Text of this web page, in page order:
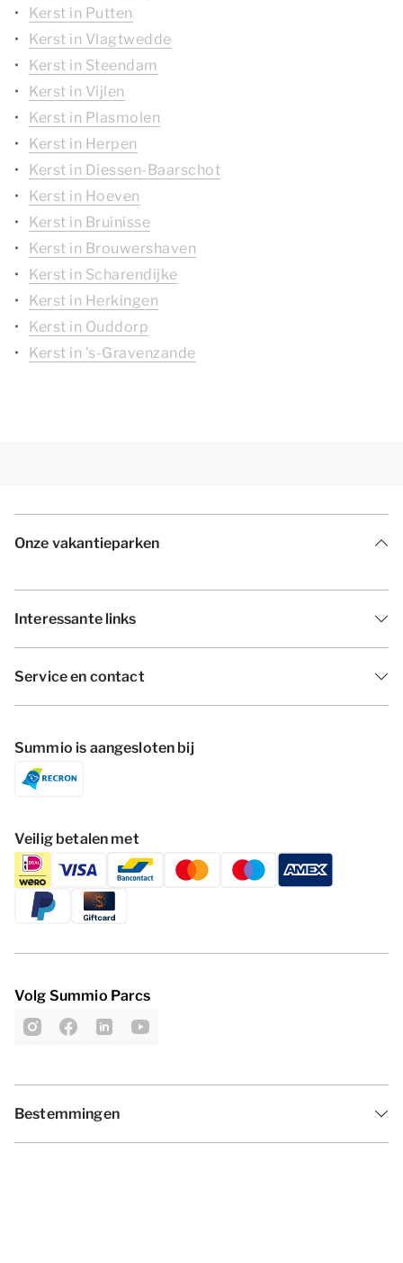
Kerst in Putten
Kerst in Vlagtwedde
Kerst in Steendam
Kerst in Vijlen
Kerst in Plasmolen
Kerst in Herpen
Kerst in Diessen-Baarschot
Kerst in Hoeven
Kerst in Bruinisse
Kerst in Brouwershaven
Kerst in Scharendijke
Kerst in Herkingen
Kerst in Ouddorp
Kerst in 's-Gravenzande
Onze vakantieparken
Interessante links
Service en contact
Summio is aangesloten bij
Veilig betalen met
Volg Summio Parcs
Bestemmingen